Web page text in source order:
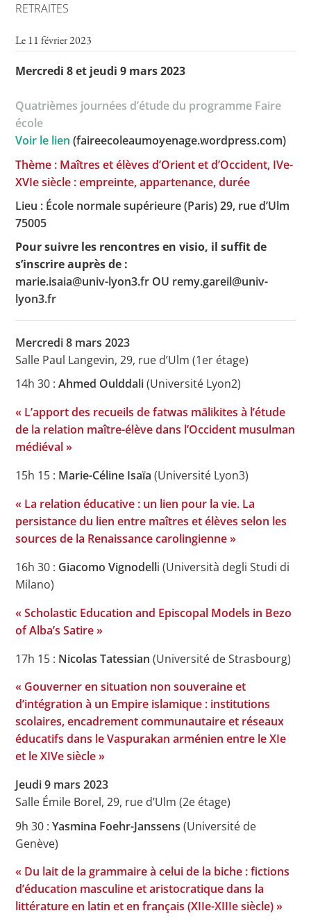
Toutes les actualités
Les rendez-vous de l’APHG
Concours de recrutement
Concours scolaires
Conférences, tables rondes
Critique d’ouvrages publiés
Culture
RETRAITES
Le 11 février 2023
Mercredi 8 et jeudi 9 mars 2023
Quatrièmes journées d’étude du programme Faire
école
Voir le lien (faireecoleaumoyenage.wordpress.com)
Thème : Maîtres et élèves d’Orient et d’Occident, IVe-
XVIe siècle : empreinte, appartenance, durée
Lieu : École normale supérieure (Paris) 29, rue d’Ulm
75005
Pour suivre les rencontres en visio, il suffit de
s’inscrire auprès de :
marie.isaia@univ-lyon3.fr OU remy.gareil@univ-
lyon3.fr
Mercredi 8 mars 2023
Salle Paul Langevin, 29, rue d’Ulm (1er étage)
14h 30 :Ahmed Oulddali(Université Lyon2)
« L’apport des recueils de fatwas mālikites à l’étude
de la relation maître-élève dans l’Occident musulman
médiéval »
15h 15 : Marie-Céline Isaïa(Université Lyon3)
« La relation éducative : un lien pour la vie. La
persistance du lien entre maîtres et élèves selon les
sources de la Renaissance carolingienne »
16h 30 : Giacomo Vignodelli (Università degli Studi di
Milano)
« Scholastic Education and Episcopal Models in Bezo
of Alba’s Satire »
17h 15 : Nicolas Tatessian (Université de Strasbourg)
« Gouverner en situation non souveraine et
d’intégration à un Empire islamique : institutions
scolaires, encadrement communautaire et réseaux
éducatifs dans le Vaspurakan arménien entre le XIe
et le XIVe siècle »
Jeudi 9 mars 2023
Salle Émile Borel, 29, rue d’Ulm (2e étage)
9h 30 :Yasmina Foehr-Janssens (Université de
Genève)
« Du lait de la grammaire à celui de la biche : fictions
d’éducation masculine et aristocratique dans la
littérature en latin et en français (XIIe-XIIIe siècle) »